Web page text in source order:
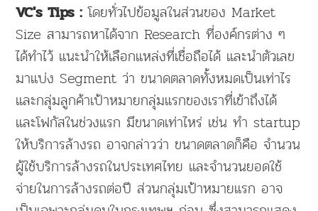
VC's Tips : โดยทั่วไปข้อมูลในส่วนของ Market
Size สามารถหาได้จาก Research ที่องค์กรต่าง ๆ
ได้ทำไว้ แนะนำให้เลือกแหล่งที่เชื่อถือได้ และนำตัวเลข
มาแบ่ง Segment ว่า ขนาดตลาดทั้งหมดเป็นเท่าไร
และกลุ่มลูกค้าเป้าหมายกลุ่มแรกของเราที่เข้าถึงได้
และโฟกัสในช่วงแรก มีขนาดเท่าไหร่ เช่น ทำ startup
ให้บริการล้างรถ อาจกล่าวว่า ขนาดตลาดก็คือ จำนวน
ผู้ใช้บริการล้างรถในประเทศไทย และจำนวนยอดใช้
จ่ายในการล้างรถต่อปี ส่วนกลุ่มเป้าหมายแรก อาจ